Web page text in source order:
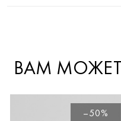
ВАМ
–50%